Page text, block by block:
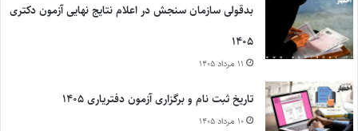
بدقولی سازمان سنجش در اعلام نتایج نهایی آزمون دکتری
۱۴۰۵
۱۱ مرداد ۱۴۰۵
تاریخ ثبت نام و برگزاری آزمون دفتریاری ۱۴۰۵
۱۰ مرداد ۱۴۰۵